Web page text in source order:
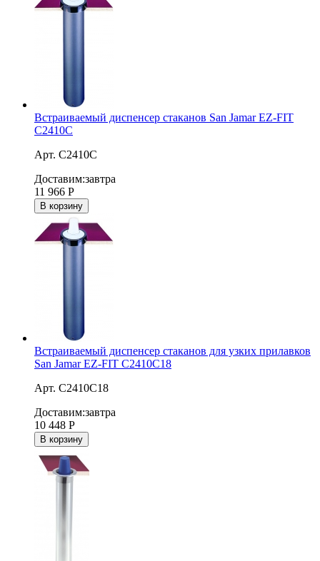
Встраиваемый диспенсер стаканов San Jamar EZ-FIT
C2410C
Арт. С2410С
Доставим:завтра
11 966 Р
В корзину
Встраиваемый диспенсер стаканов для узких прилавков
San Jamar EZ-FIT C2410C18
Арт. C2410C18
Доставим:завтра
10 448 Р
В корзину